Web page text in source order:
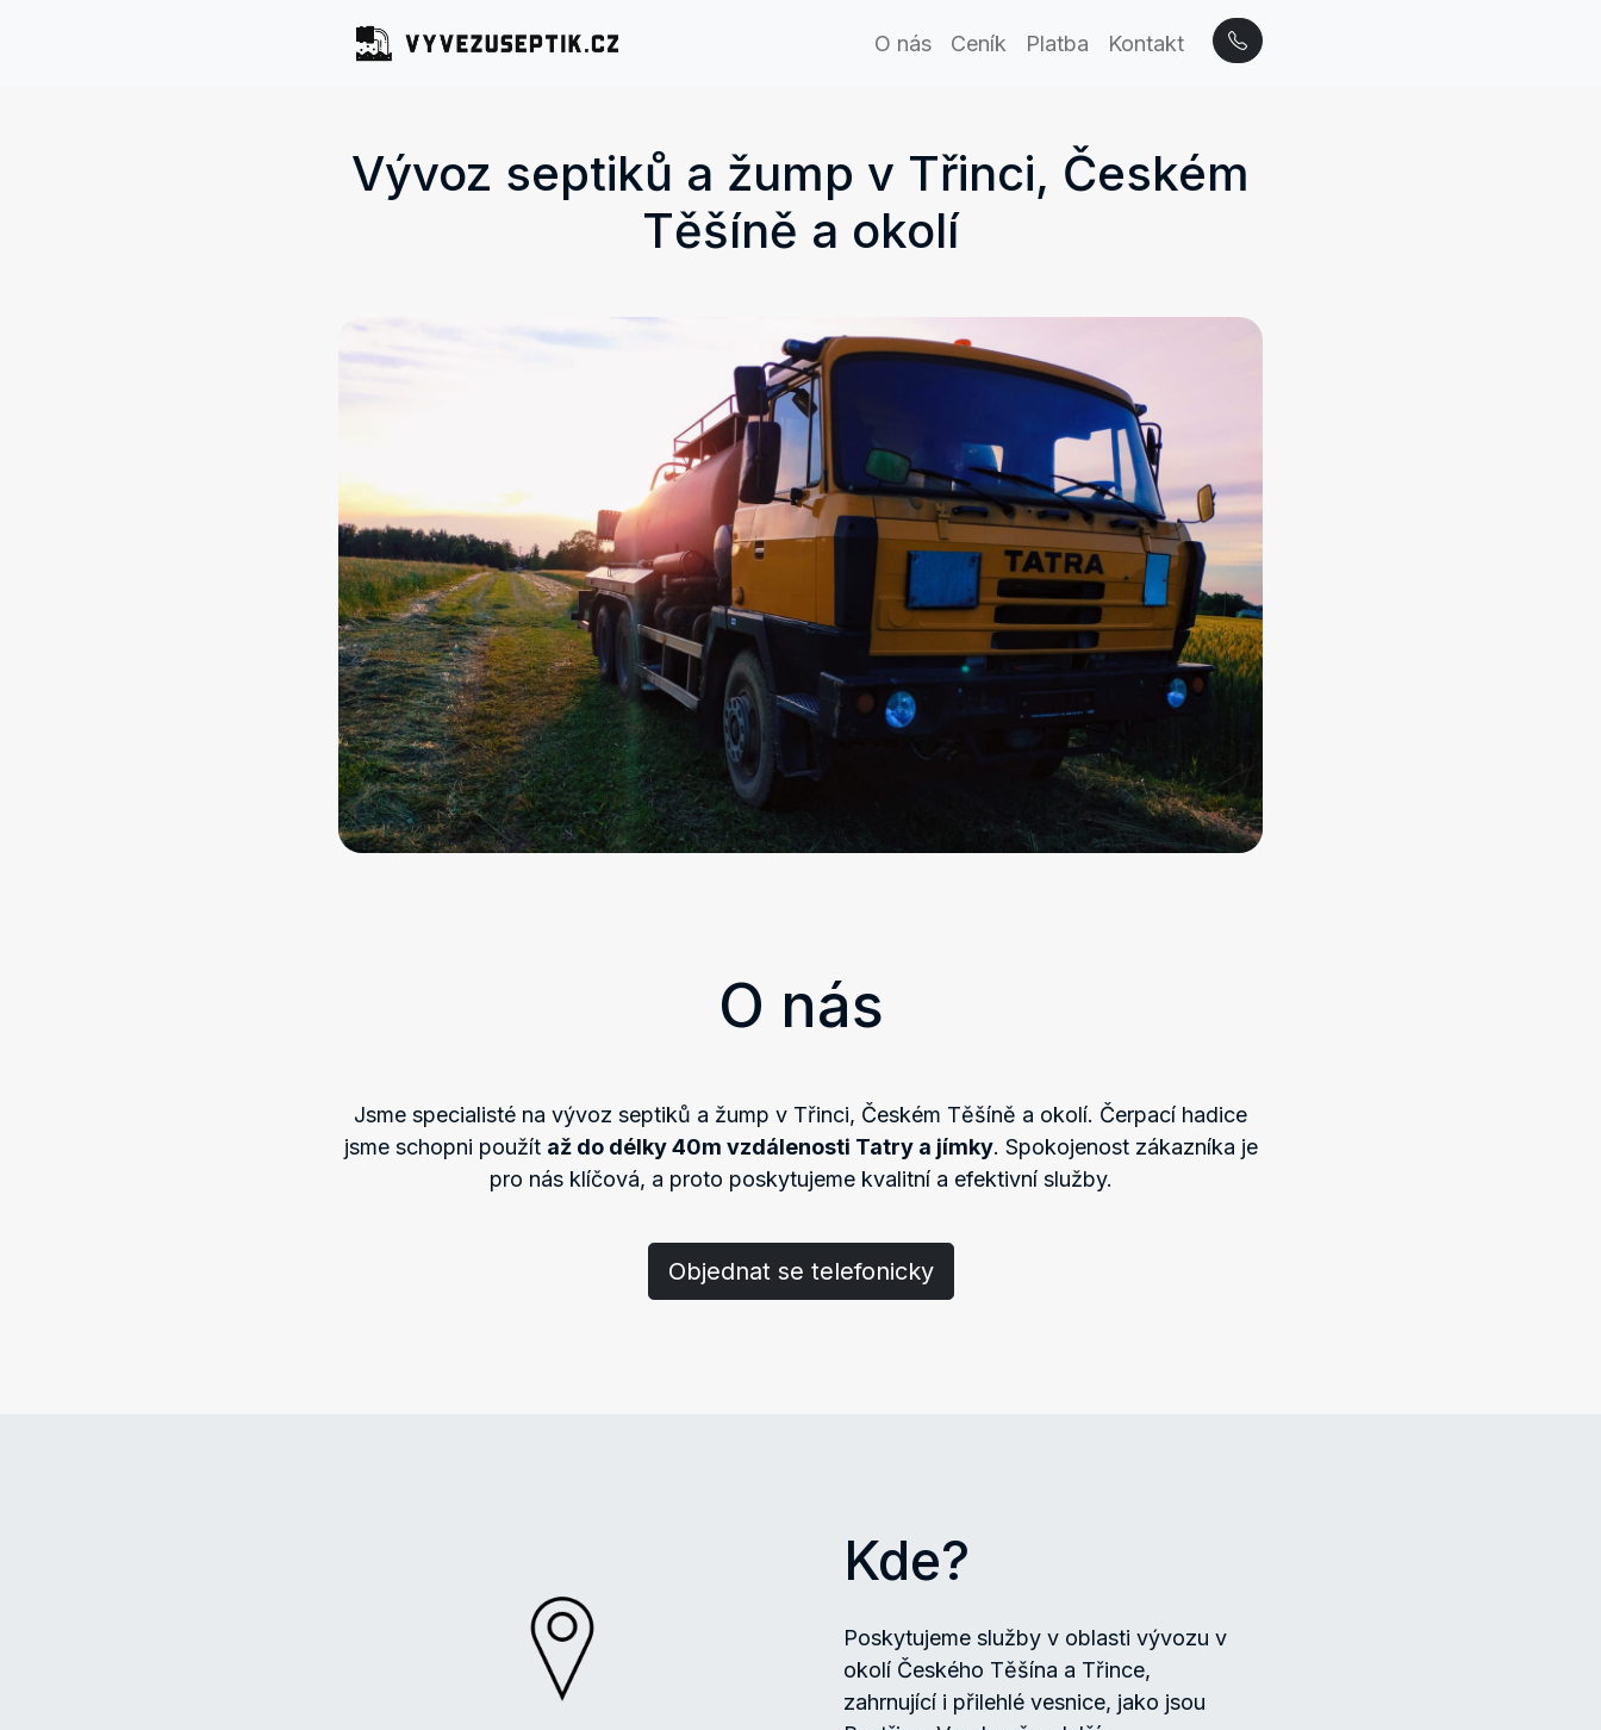
O nás Ceník Platba Kontakt
Vývoz septiků a žump v Třinci, Českém
Těšíně a okolí
O nás
Jsme specialisté na vývoz septiků a žump v Třinci, Českém Těšíně a okolí. Čerpací hadice
jsme schopni použít až do délky 40m vzdálenosti Tatry a jímky. Spokojenost zákazníka je
pro nás klíčová, a proto poskytujeme kvalitní a efektivní služby.
Objednat se telefonicky
Kde?
Poskytujeme služby v oblasti vývozu v
okolí Českého Těšína a Třince,
zahrnující i přilehlé vesnice, jako jsou